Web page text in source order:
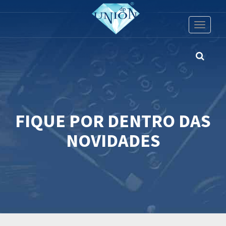
Toggle
FIQUE POR DENTRO DAS
NOVIDADES